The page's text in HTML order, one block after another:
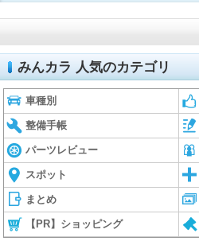
みんカラ 人気のカテゴリ
車種別
整備手帳
パーツレビュー
スポット
まとめ
【PR】ショッピング